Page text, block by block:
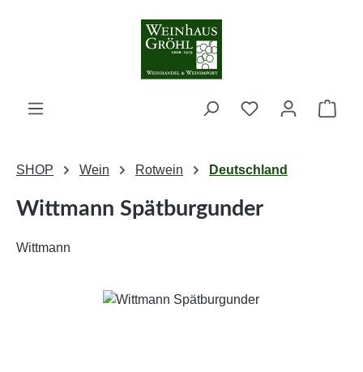
Zum Hauptinhalt springen
SHOP Wein Rotwein Deutschland
Wittmann Spätburgunder
Wittmann
Bildergalerie überspringen